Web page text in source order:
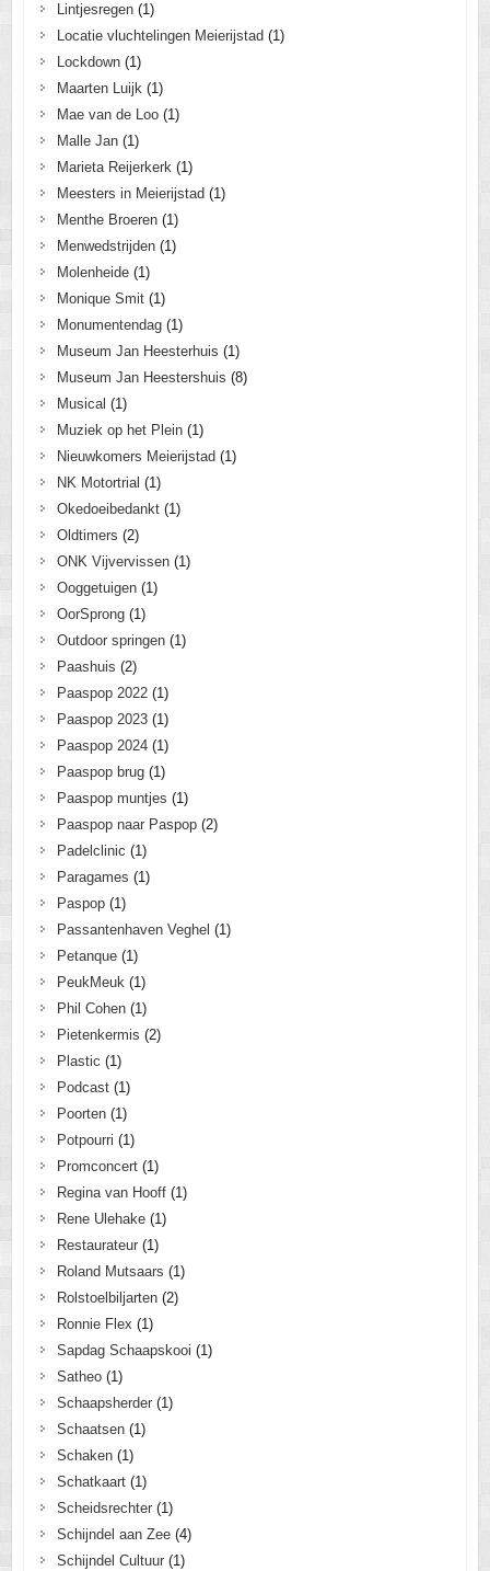
Lintjesregen(1)
Locatie vluchtelingen Meierijstad (1)
Lockdown(1)
Maarten Luijk(1)
Mae van de Loo(1)
Malle Jan(1)
Marieta Reijerkerk(1)
Meesters in Meierijstad (1)
Menthe Broeren(1)
Menwedstrijden(1)
Molenheide(1)
Monique Smit(1)
Monumentendag(1)
Museum Jan Heesterhuis (1)
Museum Jan Heestershuis (8)
Musical (1)
Muziek op het Plein(1)
Nieuwkomers Meierijstad (1)
NK Motortrial (1)
Okedoeibedankt(1)
Oldtimers (2)
ONK Vijvervissen(1)
Ooggetuigen(1)
OorSprong(1)
Outdoor springen(1)
Paashuis (2)
Paaspop 2022(1)
Paaspop 2023(1)
Paaspop 2024(1)
Paaspop brug(1)
Paaspop muntjes (1)
Paaspop naar Paspop(2)
Padelclinic (1)
Paragames (1)
Paspop(1)
Passantenhaven Veghel (1)
Petanque(1)
PeukMeuk(1)
Phil Cohen(1)
Pietenkermis (2)
Plastic (1)
Podcast(1)
Poorten(1)
Potpourri (1)
Promconcert(1)
Regina van Hooff(1)
Rene Ulehake(1)
Restaurateur(1)
Roland Mutsaars (1)
Rolstoelbiljarten(2)
Ronnie Flex (1)
Sapdag Schaapskooi (1)
Satheo(1)
Schaapsherder(1)
Schaatsen(1)
Schaken(1)
Schatkaart(1)
Scheidsrechter(1)
Schijndel aan Zee(4)
Schijndel Cultuur(1)